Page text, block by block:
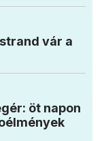
vár a
öt napon